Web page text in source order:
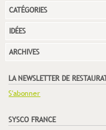
CATÉGORIES
IDÉES
ARCHIVES
LA NEWSLETTER DE
S'abonner
SYSCO FRANCE